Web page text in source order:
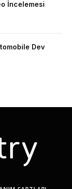
İncelemesi
Dev